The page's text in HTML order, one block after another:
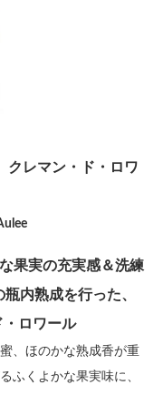
クレマン・ド・ロワ
果実の充実感＆洗練
内熟成を行った、
ロワール
、ほのかな熟成香が重
ふくよかな果実味に、